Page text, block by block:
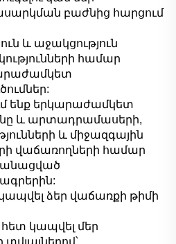
բաժնից հարցում
և աջակցություն
համար
ենք երկարաժամկետ
և արտադրամասերի,
և միջազգային
վաճառողների համար
ձեր վաճառքի թիմի
հետ կապվել մեր